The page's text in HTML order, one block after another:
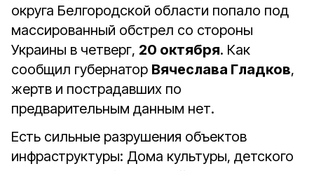
округа Белгородской области попало под
массированный обстрел со стороны
Украины в четверг, 20 октября. Как
сообщил губернатор Вячеслава Гладков,
жертв и пострадавших по
предварительным данным нет.
Есть сильные разрушения объектов
инфраструктуры: Дома культуры, детского